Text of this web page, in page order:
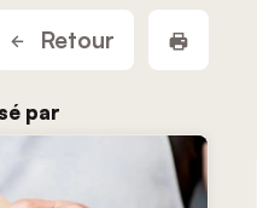
Retour
par